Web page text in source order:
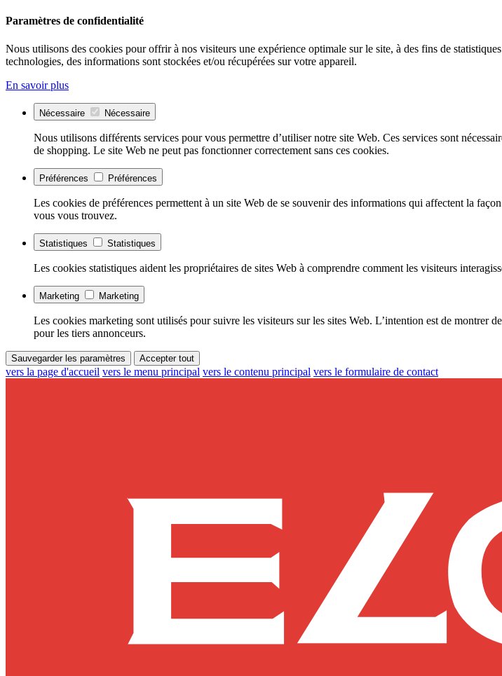
Paramètres de confidentialité
Nous utilisons des cookies pour offrir à nos visiteurs une expérience optimale sur le site, à des fins de
technologies, des informations sont stockées et/ou récupérées sur votre appareil.
En savoir plus
Nécessaire Nécessaire
Nous utilisons différents services pour vous permettre d’utiliser notre site Web. Ces services sont
de shopping. Le site Web ne peut pas fonctionner correctement sans ces cookies.
Préférences Préférences
Les cookies de préférences permettent à un site Web de se souvenir des informations qui affectent la
vous vous trouvez.
Statistiques Statistiques
Les cookies statistiques aident les propriétaires de sites Web à comprendre comment les visiteurs
Marketing Marketing
Les cookies marketing sont utilisés pour suivre les visiteurs sur les sites Web. L’intention est de montrer
pour les tiers annonceurs.
Sauvegarder les paramètres Accepter tout
vers la page d'accueil vers le menu principal vers le contenu principal vers le formulaire de contact